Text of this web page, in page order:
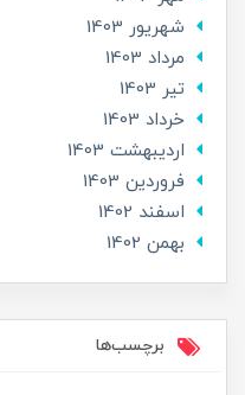
شهریور 1403
مرداد 1403
تير 1403
خرداد 1403
ارديبهشت 1403
فروردین 1403
اسفند 1402
بهمن 1402
برچسب‌ها